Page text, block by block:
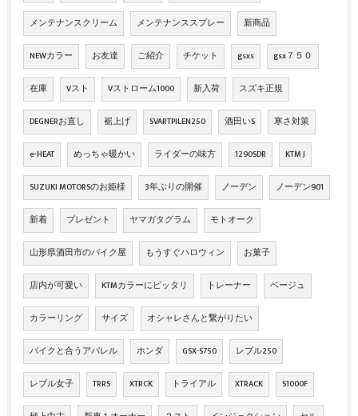
メンテナンスクリーム メンテナンススプレー 新商品
NEWカラー お友達 ご紹介 チケット gsxs gsx７５０
在庫 Vスト Vストローム1000 新入荷 スズキ正規
DEGNERお直し 裾上げ SVARTPILEN250 酒田いS 寒さ対策
e-HEAT めっちゃ暖かい ライダーの味方 1290SDR KTM J
SUZUKI MOTORSのお姫様 3年ぶりの開催 ノーデン ノーデン901
新着 プレゼント ヤマガタグラム モトオーク
山形県酒田市のバイク屋 もうすぐハロウィン お菓子
店内が可愛い KTMカラーにピッタリ トレーナー ベージュ
カラーリング サイズ オシャレさんと繋がりたい
バイクと合うアパレル ホンダ GSX-S750 レブル250
レブル女子 TRRS XTRCK トライアル XTRACK S1000F